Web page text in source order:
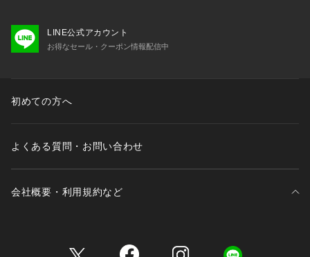
LINE公式アカウント
お得なセール・クーポン情報配信中
初めての方へ
よくある質問・お問い合わせ
会社概要・利用規約など